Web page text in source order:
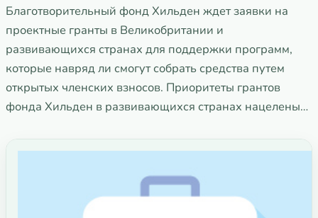
Благотворительный фонд Хильден ждет заявки на
проектные гранты в Великобритании и
развивающихся странах для поддержки программ,
которые навряд ли смогут собрать средства путем
открытых членских взносов. Приоритеты грантов
фонда Хильден в развивающихся странах нацелены…